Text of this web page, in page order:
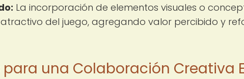
La incorporación de elementos visuales o
del juego, agregando valor percibido y
una Colaboración Creativa